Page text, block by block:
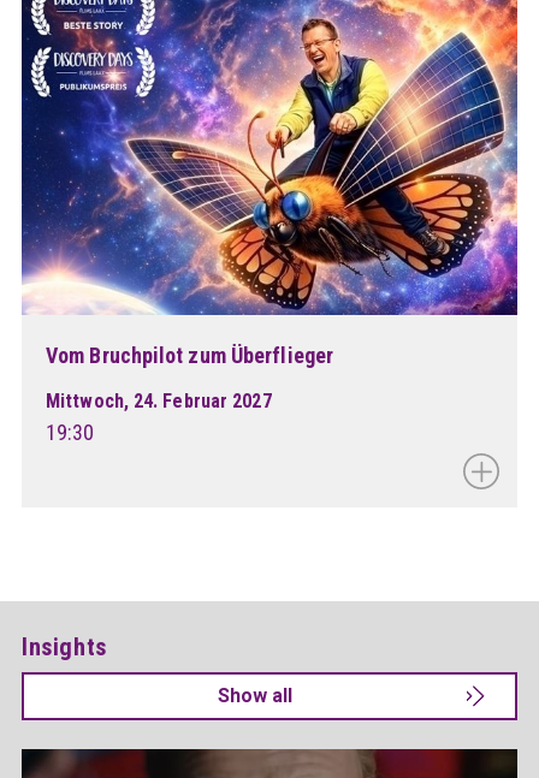
Vom Bruchpilot zum Überflieger
Mittwoch, 24. Februar 2027
19:30
Insights
Show all